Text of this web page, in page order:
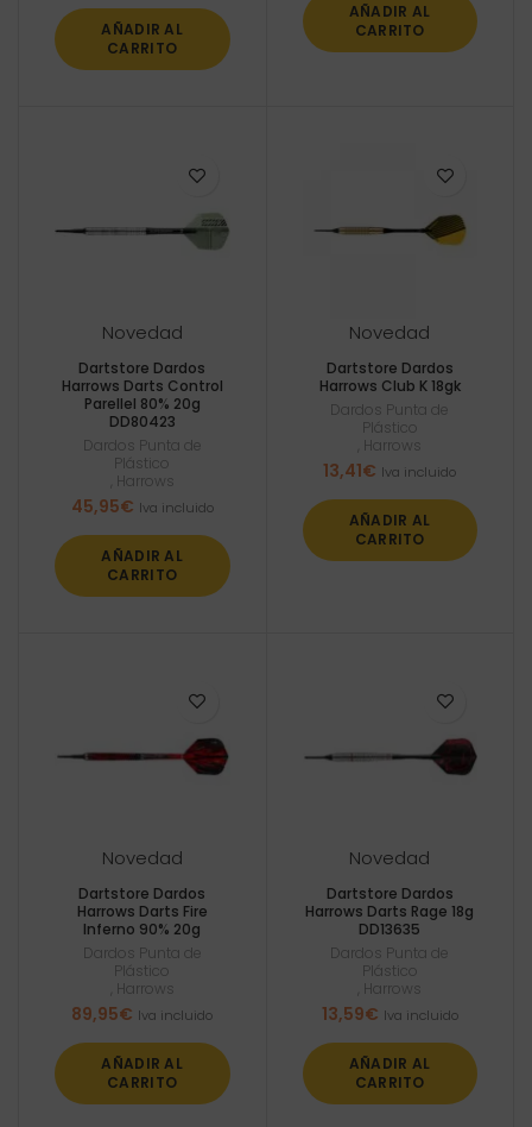
AÑADIR AL
CARRITO
AÑADIR AL
CARRITO
Novedad
Dartstore Dardos
Harrows Darts Control
Parellel 80% 20g
DD80423
Dardos Punta de
Plástico
Harrows
45,95€ Iva incluido
AÑADIR AL
CARRITO
Novedad
Dartstore Dardos
Harrows Club K 18gk
Dardos Punta de
Plástico
Harrows
13,41€ Iva incluido
AÑADIR AL
CARRITO
Novedad
Dartstore Dardos
Harrows Darts Fire
Inferno 90% 20g
Dardos Punta de
Plástico
Harrows
89,95€ Iva incluido
AÑADIR AL
CARRITO
Novedad
Dartstore Dardos
Harrows Darts Rage 18g
DD13635
Dardos Punta de
Plástico
Harrows
13,59€ Iva incluido
AÑADIR AL
CARRITO